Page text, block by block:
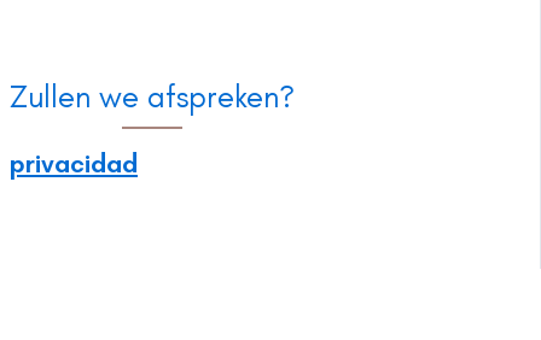
Zullen we afspreken?
privacidad